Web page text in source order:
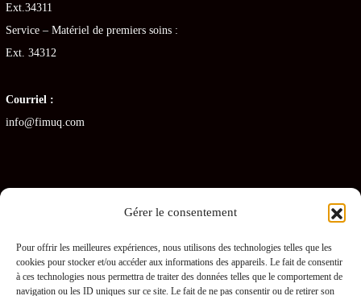
Gérer le consentement
Pour offrir les meilleures expériences, nous utilisons des technologies telles que les
cookies pour stocker et/ou accéder aux informations des appareils. Le fait de consentir
à ces technologies nous permettra de traiter des données telles que le comportement de
navigation ou les ID uniques sur ce site. Le fait de ne pas consentir ou de retirer son
Ext.34311
Service – Matériel de premiers soins :
Ext. 34312
Courriel :
info@fimuq.com
Articles récents
Combiner la RCR et la PDSB : une formation gagnante pour les CHSLD